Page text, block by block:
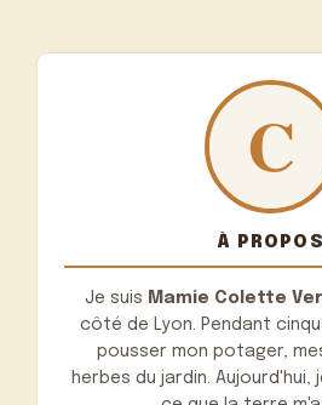
À PROPOS
Je suis Mamie Colette
côté de Lyon. Pendant
pousser mon potager,
herbes du jardin.